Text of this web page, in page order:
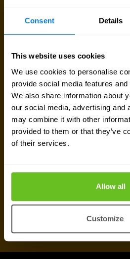
Consent Details
This website uses cookies
We use cookies to personalise
provide social media features
We also share information about
our social media, advertising and
may combine it with other
provided to them or that they’ve
of their services.
Allow all
Customize
oddzwonimy. Chętnie